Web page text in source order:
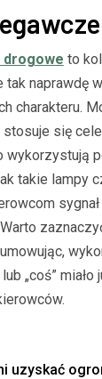
drogowe to
tak naprawdę
charakteru.
się
takie lampy
„coś”
uzyskać